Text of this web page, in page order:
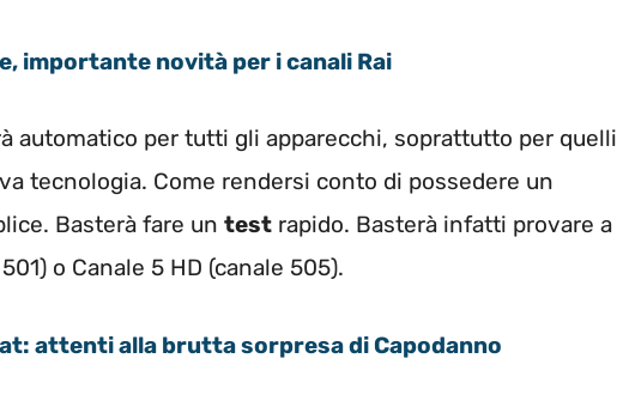
importante novità per i canali Rai
automatico per tutti gli apparecchi, soprattutto per quelli
tecnologia. Come rendersi conto di possedere un
Basterà fare un test rapido. Basterà infatti provare a
o Canale 5 HD (canale 505).
attenti alla brutta sorpresa di Capodanno